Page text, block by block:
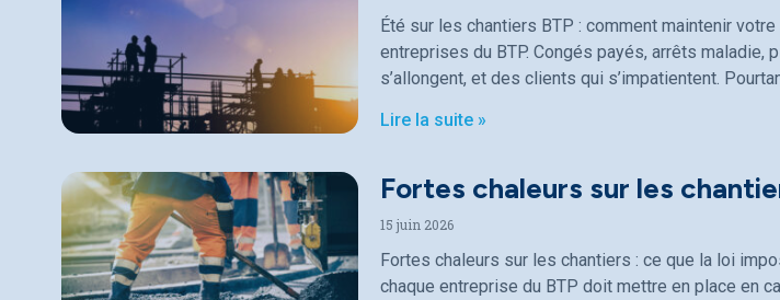
Été sur les chantiers BTP : comment maintenir
entreprises du BTP. Congés payés, arrêts
s’allongent, et des clients qui s’impatientent.
Lire la suite »
Fortes chaleurs sur les
15 juin 2026
Fortes chaleurs sur les chantiers : ce que la loi
chaque entreprise du BTP doit mettre en place en